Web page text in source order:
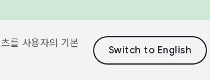
를 사용자의 기본